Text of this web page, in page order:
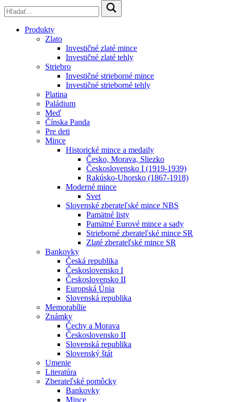
Produkty
Zlato
Investičné zlaté mince
Investičné zlaté tehly
Striebro
Investičné strieborné mince
Investičné strieborné tehly
Platina
Paládium
Meď
Čínska Panda
Pre deti
Mince
Historické mince a medaily
Česko, Morava, Sliezko
Československo I (1919-1939)
Rakúsko-Uhorsko (1867-1918)
Moderné mince
Svet
Slovenské zberateľské mince NBS
Pamätné listy
Pamätné Eurové mince a sady
Strieborné zberateľské mince SR
Zlaté zberateľské mince SR
Bankovky
Česká republika
Československo I
Československo II
Europská Únia
Slovenská republika
Memorabílie
Známky
Čechy a Morava
Československo II
Slovenská republika
Slovenský štát
Umenie
Literatúra
Zberateľské pomôcky
Bankovky
Mince